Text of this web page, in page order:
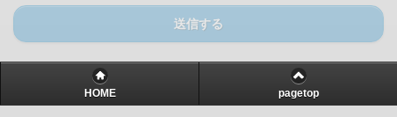
送信する
HOME pagetop